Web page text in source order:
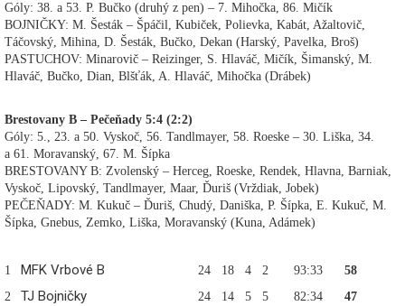
Góly: 38. a 53. P. Bučko (druhý z pen) – 7. Mihočka, 86. Mičík
BOJNIČKY: M. Šesták – Špáčil, Kubiček, Polievka, Kabát, Ažaltovič,
Táčovský, Mihina, D. Šesták, Bučko, Dekan (Harský, Pavelka, Broš)
PASTUCHOV: Minarovič – Reizinger, S. Hlaváč, Mičík, Šimanský, M.
Hlaváč, Bučko, Dian, Blšťák, A. Hlaváč, Mihočka (Drábek)
Brestovany B – Pečeňady 5:4 (2:2)
Góly: 5., 23. a 50. Vyskoč, 56. Tandlmayer, 58. Roeske – 30. Liška, 34.
a 61. Moravanský, 67. M. Šípka
BRESTOVANY B: Zvolenský – Herceg, Roeske, Rendek, Hlavna, Barniak,
Vyskoč, Lipovský, Tandlmayer, Maar, Ďuriš (Vrždiak, Jobek)
PEČEŇADY: M. Kukuč – Ďuriš, Chudý, Daniška, P. Šípka, E. Kukuč, M.
Šípka, Gnebus, Zemko, Liška, Moravanský (Kuna, Adámek)
1 MFK Vrbové B 24 18 4 2 93:33 58
2
TJ Bojničky 24 14 5 5 82:34
47